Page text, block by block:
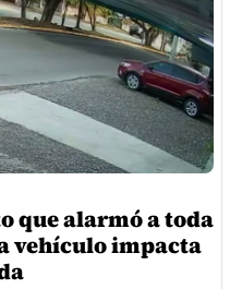
que alarmó a toda
vehículo impacta